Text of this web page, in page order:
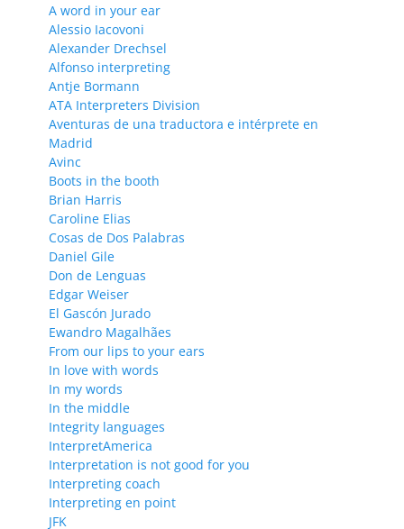
A word in your ear
Alessio Iacovoni
Alexander Drechsel
Alfonso interpreting
Antje Bormann
ATA Interpreters Division
Aventuras de una traductora e intérprete en
Madrid
Avinc
Boots in the booth
Brian Harris
Caroline Elias
Cosas de Dos Palabras
Daniel Gile
Don de Lenguas
Edgar Weiser
El Gascón Jurado
Ewandro Magalhães
From our lips to your ears
In love with words
In my words
In the middle
Integrity languages
InterpretAmerica
Interpretation is not good for you
Interpreting coach
Interpreting en point
JFK